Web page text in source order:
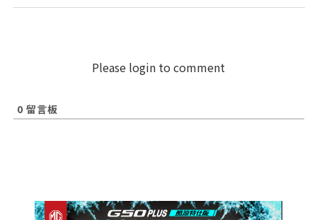
Please login to comment
0 留言板